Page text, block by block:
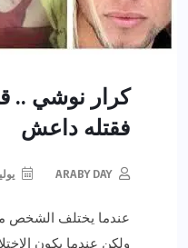
كرار نوشي ..
فقتله داعش
ARABY DAY يوليو 6,
عندما يختلف الشخص
ولكن عندما يكون